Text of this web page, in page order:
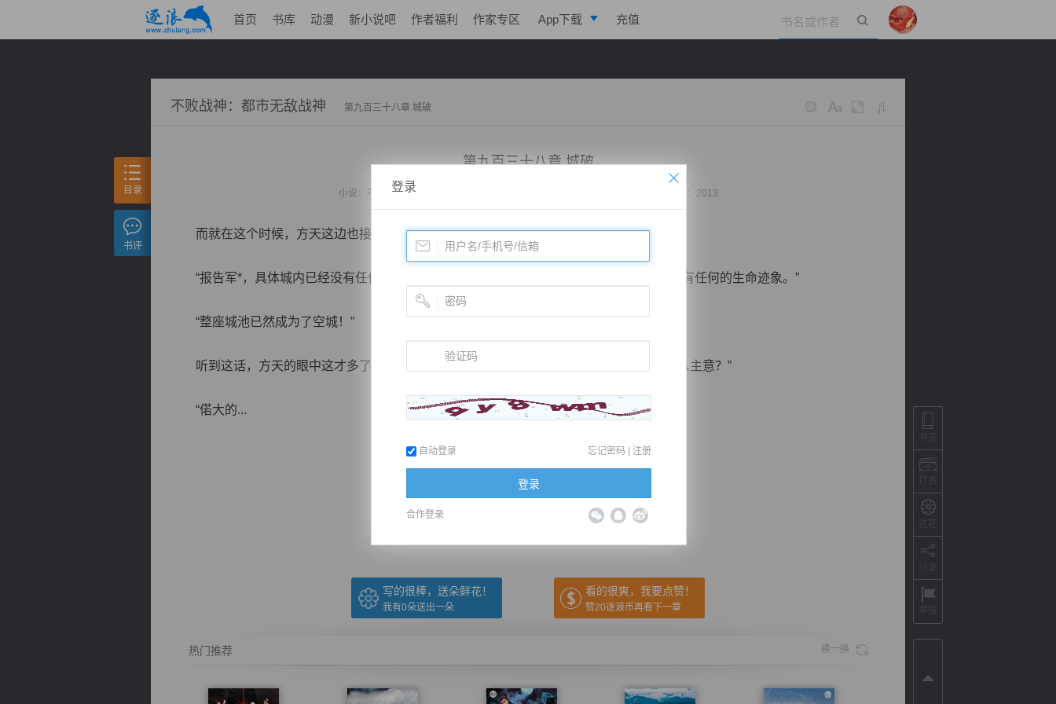
首页 书库 动漫 新小说吧 作者福利 作家专区 App下载 充值
不败战神：都市无敌战神 第九百三十八章 城破
第九百三十八章 城破
小说： 不败战神：都市无敌战神 更新时间：2020-08-13 23:09 字数：2013
而就在这个时候，方天这边也接到了前方斥候的汇报。
“报告军*，具体城内已经没有任何大吓人的踪迹，而且再三确认从来没有认后，埋伏也没有任何的生命迹象。”
“整座城池已然成为了空城！”
听到这话，方天的眼中这才多了几分淡然，继而缓缓的说道：“冷若冰……你到底在打什么主意？”
“偌大的...
推荐在手机上阅读本书
（← 快捷键 下一章 快捷键→）
写的很棒，送朵鲜花！
我有0朵送出一朵
看的很爽，我要点赞！
赞20逐浪币再看下一章
热门推荐 换一换
目录
书评
登录
自动登录 忘记密码 | 注册
登录
合作登录